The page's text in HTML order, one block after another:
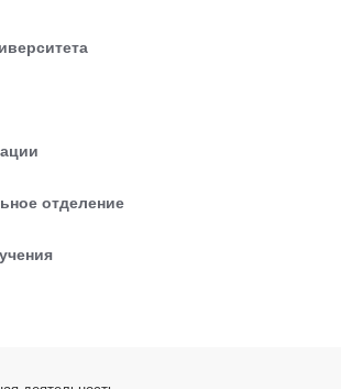
отделение